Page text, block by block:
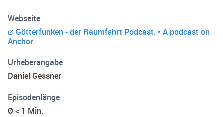
Webseite
Götterfunken - der Raumfahrt Podcast. • A podcast on
Anchor
Urheberangabe
Daniel Gessner
Episodenlänge
Ø < 1 Min.